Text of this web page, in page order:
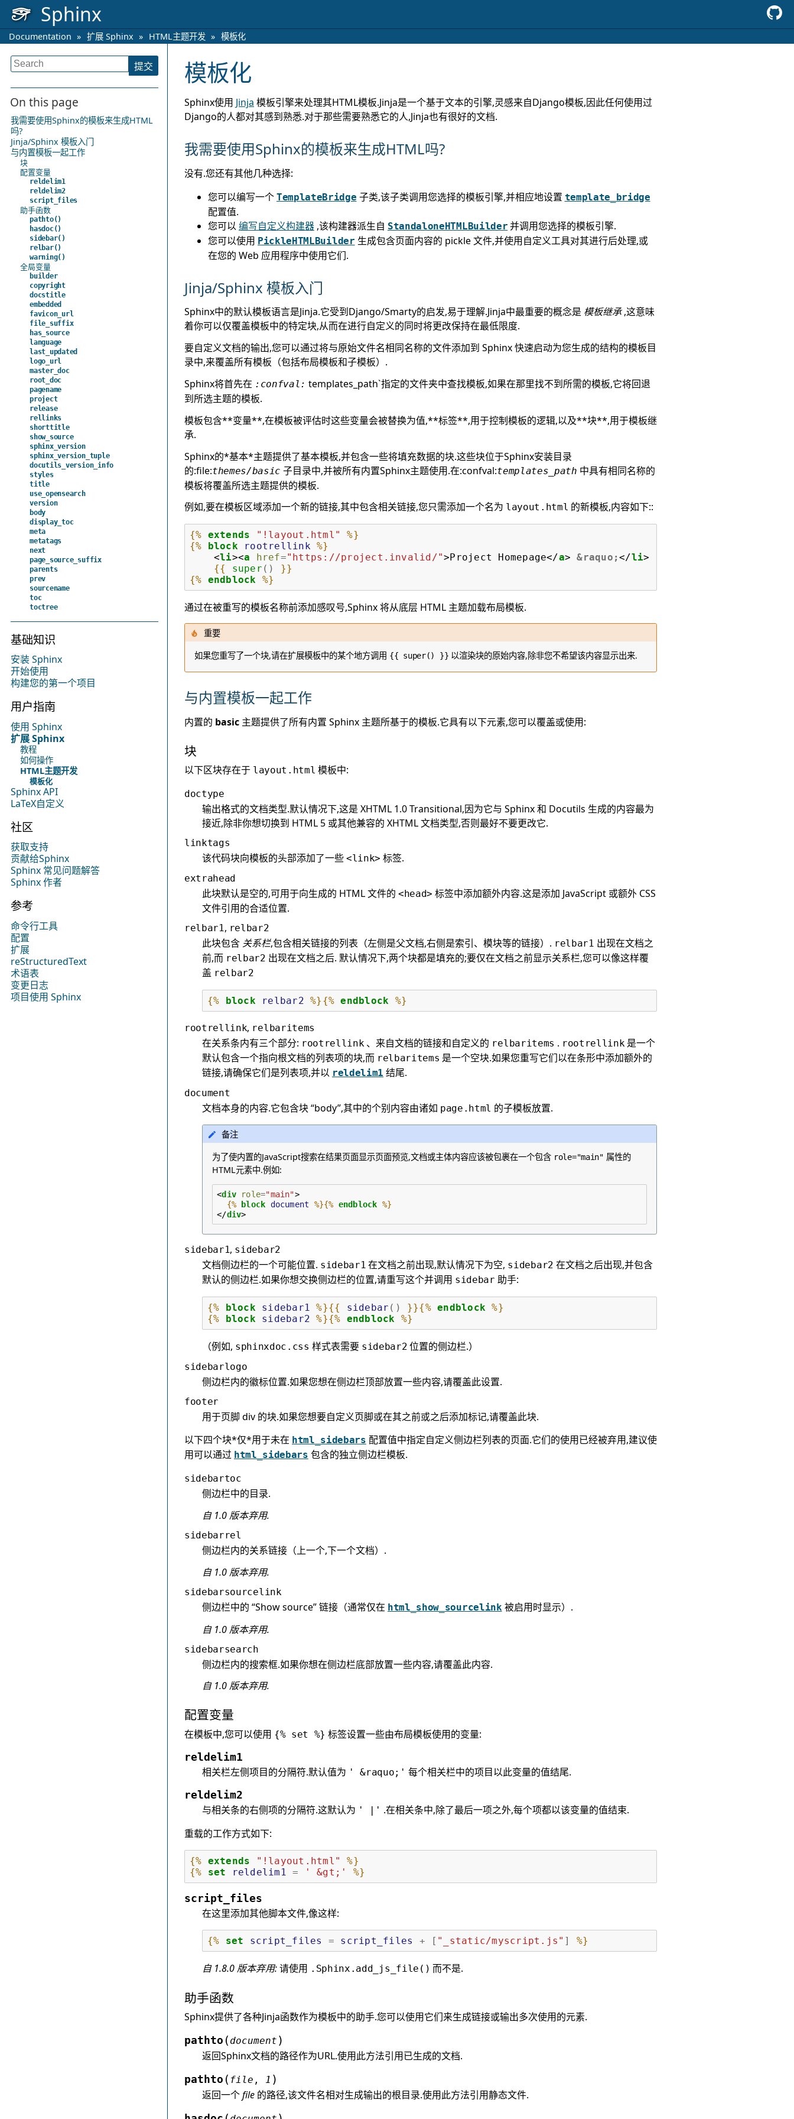
Sphinx
Documentation » 扩展 Sphinx » HTML主题开发 » 模板化
On this page
我需要使用Sphinx的模板来生成HTML
吗?
Jinja/Sphinx 模板入门
与内置模板一起工作
块
配置变量
reldelim1
reldelim2
script_files
助手函数
pathto()
hasdoc()
sidebar()
relbar()
warning()
全局变量
builder
copyright
docstitle
embedded
favicon_url
file_suffix
has_source
language
last_updated
logo_url
master_doc
root_doc
pagename
project
release
rellinks
shorttitle
show_source
sphinx_version
sphinx_version_tuple
docutils_version_info
styles
title
use_opensearch
version
body
display_toc
meta
metatags
next
page_source_suffix
parents
prev
sourcename
toc
toctree
基础知识
安装 Sphinx
开始使用
构建您的第一个项目
用户指南
使用 Sphinx
扩展 Sphinx
教程
如何操作
HTML主题开发
模板化
Sphinx API
LaTeX自定义
社区
获取支持
贡献给Sphinx
Sphinx 常见问题解答
Sphinx 作者
参考
命令行工具
配置
扩展
reStructuredText
术语表
变更日志
项目使用 Sphinx
模板化
Sphinx使用 Jinja 模板引擎来处理其HTML模板.Jinja是一个基于文本的引擎,灵感来自Django模板,因此任何使用过
Django的人都对其感到熟悉.对于那些需要熟悉它的人,Jinja也有很好的文档.
我需要使用Sphinx的模板来生成HTML吗?
没有.您还有其他几种选择:
您可以编写一个 TemplateBridge 子类,该子类调用您选择的模板引擎,并相应地设置 template_bridge
配置值.
您可以 编写自定义构建器 ,该构建器派生自 StandaloneHTMLBuilder 并调用您选择的模板引擎.
您可以使用 PickleHTMLBuilder 生成包含页面内容的 pickle 文件,并使用自定义工具对其进行后处理,或
在您的 Web 应用程序中使用它们.
Jinja/Sphinx 模板入门
Sphinx中的默认模板语言是Jinja.它受到Django/Smarty的启发,易于理解.Jinja中最重要的概念是 模板继承,这意味
着你可以仅覆盖模板中的特定块,从而在进行自定义的同时将更改保持在最低限度.
要自定义文档的输出,您可以通过将与原始文件名相同名称的文件添加到 Sphinx 快速启动为您生成的结构的模板目
录中,来覆盖所有模板（包括布局模板和子模板）.
Sphinx将首先在 :confval: templates_path`指定的文件夹中查找模板,如果在那里找不到所需的模板,它将回退
到所选主题的模板.
模板包含**变量**,在模板被评估时这些变量会被替换为值,**标签**,用于控制模板的逻辑,以及**块**,用于模板继
承.
Sphinx的*基本*主题提供了基本模板,并包含一些将填充数据的块.这些块位于Sphinx安装目录
的:file:themes/basic 子目录中,并被所有内置Sphinx主题使用.在:confval:templates_path 中具有相同名称的
模板将覆盖所选主题提供的模板.
例如,要在模板区域添加一个新的链接,其中包含相关链接,您只需添加一个名为 layout.html 的新模板,内容如下::
{% extends "!layout.html"
%}
{%
block rootrellink %}
<li><a href="https://project.invalid/"> Project Homepage</a> &raquo;</li>
{{
super ()
}}
{% endblock %}
通过在被重写的模板名称前添加感叹号,Sphinx 将从底层 HTML 主题加载布局模板.
重要
如果您重写了一个块,请在扩展模板中的某个地方调用 {{ super() }} 以渲染块的原始内容,除非您不希望该内容显示出来.
与内置模板一起工作
内置的 basic 主题提供了所有内置 Sphinx 主题所基于的模板.它具有以下元素,您可以覆盖或使用:
块
以下区块存在于 layout.html 模板中:
doctype
输出格式的文档类型.默认情况下,这是 XHTML 1.0 Transitional,因为它与 Sphinx 和 Docutils 生成的内容最为
接近,除非你想切换到 HTML 5 或其他兼容的 XHTML 文档类型,否则最好不要更改它.
linktags
该代码块向模板的头部添加了一些 <link> 标签.
extrahead
此块默认是空的,可用于向生成的 HTML 文件的 <head> 标签中添加额外内容.这是添加 JavaScript 或额外 CSS
文件引用的合适位置.
relbar1, relbar2
此块包含 关系栏,包含相关链接的列表（左侧是父文档,右侧是索引、模块等的链接）. relbar1 出现在文档之
前,而 relbar2 出现在文档之后. 默认情况下,两个块都是填充的;要仅在文档之前显示关系栏,您可以像这样覆
盖 relbar2
{% block relbar2 %}{% endblock %}
rootrellink, relbaritems
在关系条内有三个部分: rootrellink、来自文档的链接和自定义的 relbaritems . rootrellink是一个
默认包含一个指向根文档的列表项的块,而 relbaritems 是一个空块.如果您重写它们以在条形中添加额外的
链接,请确保它们是列表项,并以 reldelim1 结尾.
document
文档本身的内容.它包含块 “body”,其中的个别内容由诸如 page.html 的子模板放置.
备注
为了使内置的JavaScript搜索在结果页面显示页面预览,文档或主体内容应该被包裹在一个包含 role="main" 属性的
HTML元素中.例如:
<div role="main">
{%
block document %}{% endblock %}
</div>
sidebar1, sidebar2
文档侧边栏的一个可能位置. sidebar1 在文档之前出现,默认情况下为空, sidebar2 在文档之后出现,并包含
默认的侧边栏.如果你想交换侧边栏的位置,请重写这个并调用 sidebar 助手:
{% block sidebar1 %}{{ sidebar () }}{% endblock %}
{%
block sidebar2 %}{% endblock %}
（例如, sphinxdoc.css 样式表需要 sidebar2 位置的侧边栏.）
sidebarlogo
侧边栏内的徽标位置.如果您想在侧边栏顶部放置一些内容,请覆盖此设置.
footer
用于页脚 div 的块.如果您想要自定义页脚或在其之前或之后添加标记,请覆盖此块.
以下四个块*仅*用于未在 html_sidebars 配置值中指定自定义侧边栏列表的页面.它们的使用已经被弃用,建议使
用可以通过 html_sidebars 包含的独立侧边栏模板.
sidebartoc
侧边栏中的目录.
自 1.0 版本弃用.
sidebarrel
侧边栏内的关系链接（上一个,下一个文档）.
自 1.0 版本弃用.
sidebarsourcelink
侧边栏中的 “Show source” 链接（通常仅在 html_show_sourcelink被启用时显示）.
自 1.0 版本弃用.
sidebarsearch
侧边栏内的搜索框.如果你想在侧边栏底部放置一些内容,请覆盖此内容.
自 1.0 版本弃用.
配置变量
在模板中,您可以使用 {% set %} 标签设置一些由布局模板使用的变量:
reldelim1
相关栏左侧项目的分隔符.默认值为 ' &raquo;' 每个相关栏中的项目以此变量的值结尾.
reldelim2
与相关条的右侧项的分隔符.这默认为 ' |' .在相关条中,除了最后一项之外,每个项都以该变量的值结束.
重载的工作方式如下:
{% extends "!layout.html"
%}
{%
set reldelim1 = ' &gt;' %}
script_files
在这里添加其他脚本文件,像这样:
{% set script_files = script_files + [ "_static/myscript.js" ] %}
自 1.8.0 版本弃用:请使用 .Sphinx.add_js_file() 而不是.
助手函数
Sphinx提供了各种Jinja函数作为模板中的助手.您可以使用它们来生成链接或输出多次使用的元素.
pathto ( document )
返回Sphinx文档的路径作为URL.使用此方法引用已生成的文档.
pathto ( file , 1 )
返回一个file 的路径,该文件名相对生成输出的根目录.使用此方法引用静态文件.